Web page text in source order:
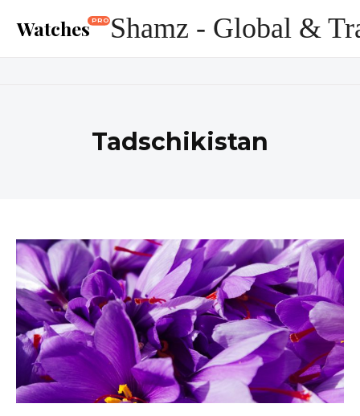
Watches PRO Shamz - Global &
Tadschikistan